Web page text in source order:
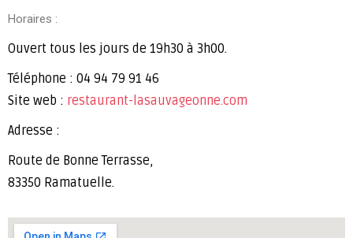
Horaires :
Ouvert tous les jours de 19h30 à 3h00.
Téléphone : 04 94 79 91 46
Site web : restaurant-lasauvageonne.com
Adresse :
Route de Bonne Terrasse,
83350 Ramatuelle.